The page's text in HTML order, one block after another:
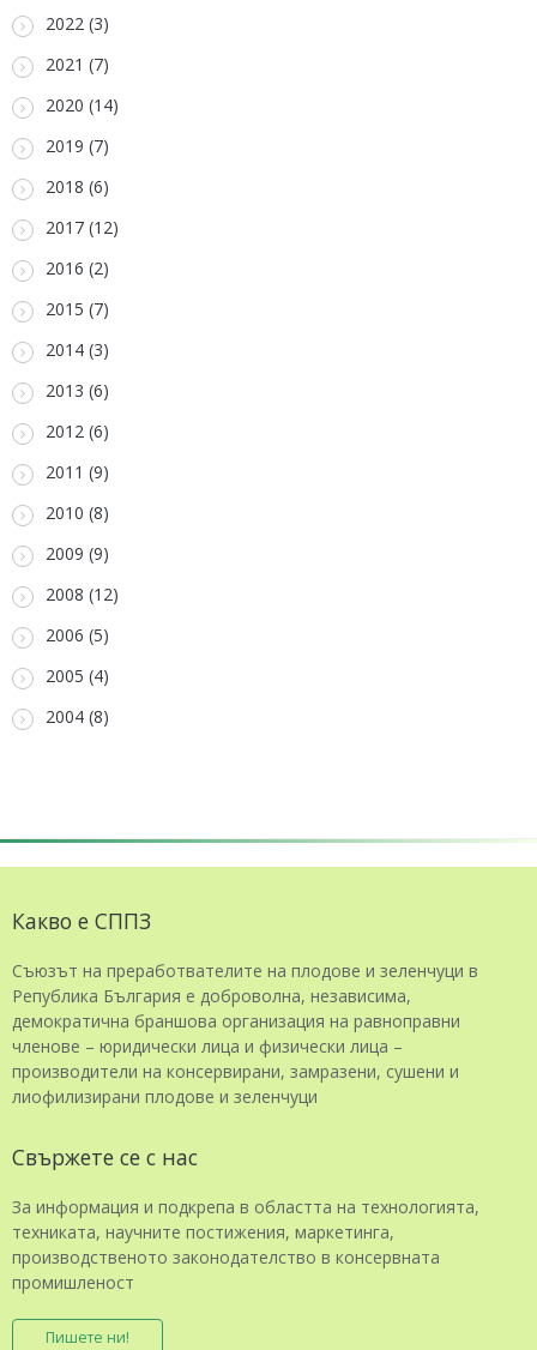
2022 (3)
2021 (7)
2020 (14)
2019 (7)
2018 (6)
2017 (12)
2016 (2)
2015 (7)
2014 (3)
2013 (6)
2012 (6)
2011 (9)
2010 (8)
2009 (9)
2008 (12)
2006 (5)
2005 (4)
2004 (8)
Какво е СППЗ
Съюзът на преработвателите на плодове и зеленчуци в
Република България е доброволна, независима,
демократична браншова организация на равноправни
членове – юридически лица и физически лица –
производители на консервирани, замразени, сушени и
лиофилизирани плодове и зеленчуци
Свържете се с нас
За информация и подкрепа в областта на технологията,
техниката, научните постижения, маркетинга,
производственото законодателство в консервната
промишленост
Пишете ни!